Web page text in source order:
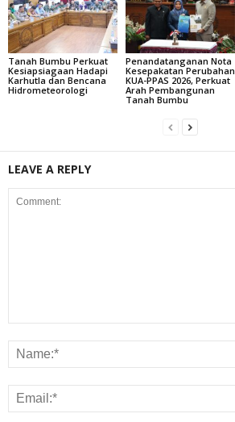
Tanah Bumbu Perkuat
Kesiapsiagaan Hadapi
Karhutla dan Bencana
Hidrometeorologi
Penandatanganan Nota
Kesepakatan Perubahan
KUA-PPAS 2026, Perkuat
Arah Pembangunan
Tanah Bumbu
LEAVE A REPLY